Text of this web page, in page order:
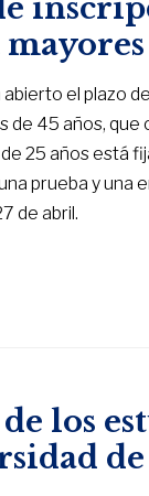
el plazo
de 45 años,
25 años está
prueba y
de abril.
los